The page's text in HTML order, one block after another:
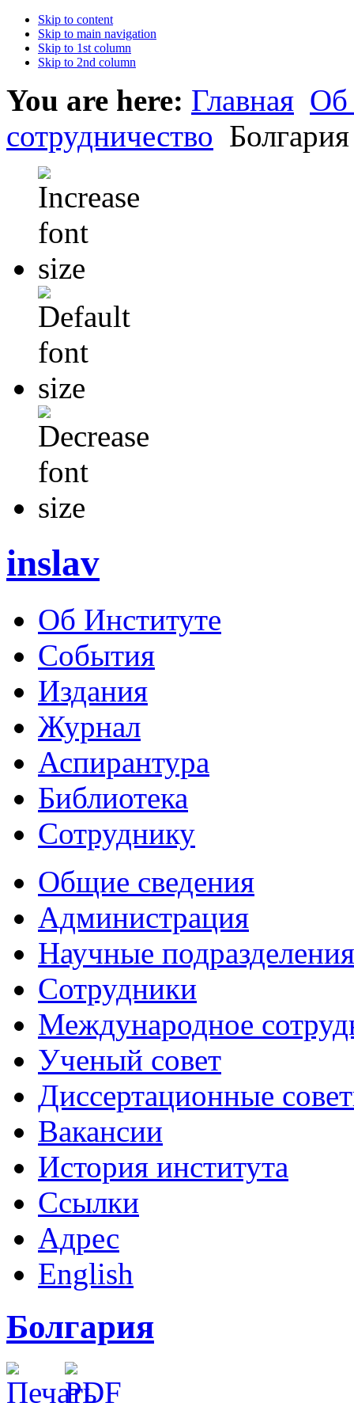
Skip to content
Skip to main navigation
Skip to 1st column
Skip to 2nd column
You are here: Главная Об
сотрудничество Болгария
inslav
Об Институте
События
Издания
Журнал
Аспирантура
Библиотека
Сотруднику
Общие сведения
Администрация
Научные подразделения
Сотрудники
Международное
Ученый совет
Диссертационные
Вакансии
История института
Ссылки
Адрес
English
Болгария